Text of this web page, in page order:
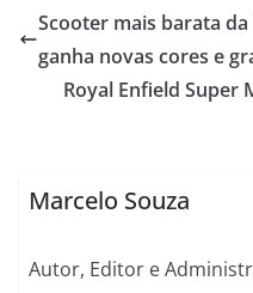
Scooter mais barata da
ganha novas cores e
Royal Enfield Super
Marcelo Souza
Autor, Editor e